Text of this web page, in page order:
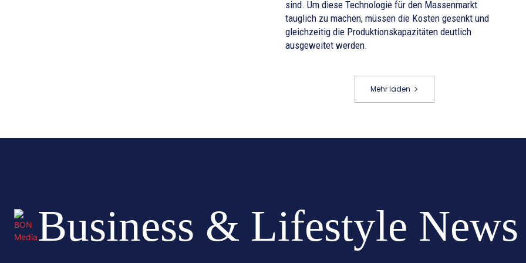
sind. Um diese Technologie für den Massenmarkt
tauglich zu machen, müssen die Kosten gesenkt und
gleichzeitig die Produktionskapazitäten deutlich
ausgeweitet werden.
Mehr laden
Business & Lifestyle News